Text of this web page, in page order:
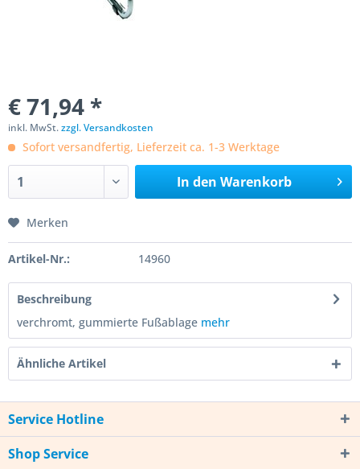
€ 71,94 *
inkl. MwSt.zzgl. Versandkosten
Sofort versandfertig, Lieferzeit ca. 1-3 Werktage
In den Warenkorb
Merken
Artikel-Nr.: 14960
Beschreibung
verchromt, gummierte Fußablage mehr
Ähnliche Artikel
Service Hotline
Shop Service